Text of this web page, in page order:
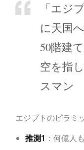
「エジ
に天国
50階建
空を指
スマン
エジプトのピラミ
推測1 ：何億人